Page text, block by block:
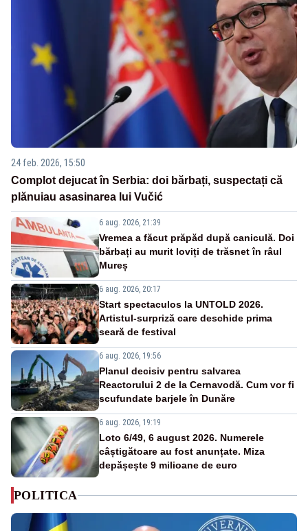
24 feb. 2026, 15:50
Complot dejucat în Serbia: doi bărbați, suspectați că
plănuiau asasinarea lui Vučić
6 aug. 2026, 21:39
Vremea a făcut prăpăd după caniculă. Doi
bărbați au murit loviți de trăsnet în râul
Mureș
6 aug. 2026, 20:17
Start spectaculos la UNTOLD 2026.
Artistul-surpriză care deschide prima
seară de festival
6 aug. 2026, 19:56
Planul decisiv pentru salvarea
Reactorului 2 de la Cernavodă. Cum vor fi
scufundate barjele în Dunăre
6 aug. 2026, 19:19
Loto 6/49, 6 august 2026. Numerele
câștigătoare au fost anunțate. Miza
depășește 9 milioane de euro
POLITICA